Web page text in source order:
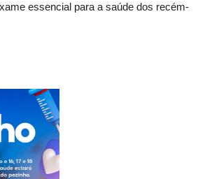
essencial para a saúde dos recém-